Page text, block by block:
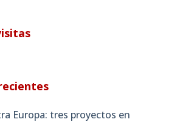
Europa: tres proyectos en